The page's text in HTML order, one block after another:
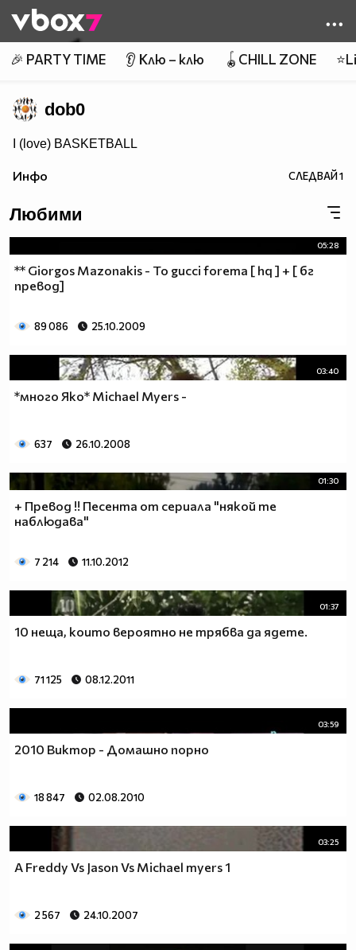
👾
🎉 PARTY TIME 👂 Клю – клю 🪀CHILL ZONE
dob0
I (love) BASKETBALL
Инфо СЛЕДВАЙ1
Любими
05:28
** Giorgos Mazonakis - To gucci forema [ hq ] + [ бг
превод]
89 086 25.10.2009
03:40
*много Яко* Michael Myers -
637 26.10.2008
01:30
+ Превод !! Песента от сериала "някой те
наблюдава"
7 214 11.10.2012
01:37
10 неща, които вероятно не трябва да ядете.
71 125 08.12.2011
03:59
2010 Виктор - Домашно порно
18 847 02.08.2010
03:25
A Freddy Vs Jason Vs Michael myers 1
2 567 24.10.2007